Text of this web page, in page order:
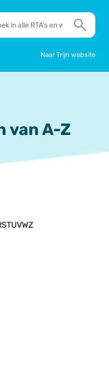
Zoek
Naar Trijn website
van A-Z
STUVWZ